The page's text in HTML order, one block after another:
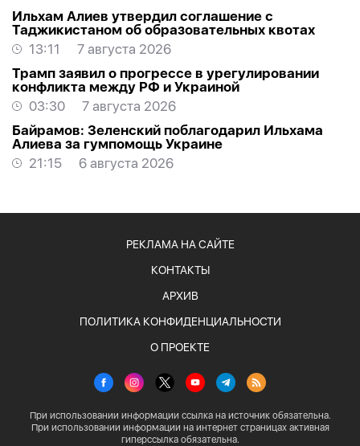
Ильхам Алиев утвердил соглашение с
Таджикистаном об образовательных квотах
13:11
7 августа 2026
Трамп заявил о прогрессе в урегулировании
конфликта между РФ и Украиной
03:30
7 августа 2026
Байрамов: Зеленский поблагодарил Ильхама
Алиева за гумпомощь Украине
21:15
6 августа 2026
РЕКЛАМА НА САЙТЕ
КОНТАКТЫ
АРХИВ
ПОЛИТИКА КОНФИДЕНЦИАЛЬНОСТИ
О ПРОЕКТЕ
При использовании информации ссылка на источник обязательна.
При использовании информации на интернет страницах активная
гиперссылка обязательна.